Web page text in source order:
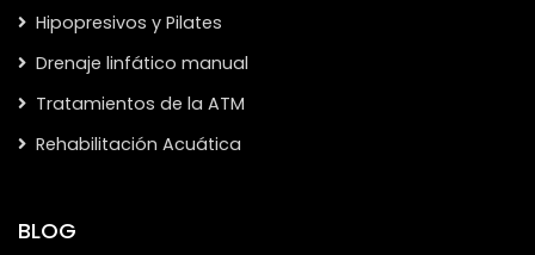
Hipopresivos y Pilates
Drenaje linfático manual
Tratamientos de la ATM
Rehabilitación Acuática
BLOG